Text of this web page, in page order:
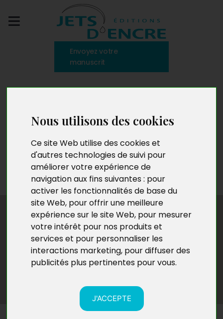
Nous utilisons des cookies
Ce site Web utilise des cookies et
d'autres technologies de suivi pour
améliorer votre expérience de
navigation aux fins suivantes : pour
activer les fonctionnalités de base du
site Web, pour offrir une meilleure
expérience sur le site Web, pour mesurer
votre intérêt pour nos produits et
services et pour personnaliser les
interactions marketing, pour diffuser des
publicités plus pertinentes pour vous.
J'ACCEPTE
Envoyez votre
manuscrit
Née sous les tropiques, Kassy Renard est passionnée
d’écriture depuis toujours. Dans cette course en avant
qui l’anime, poser des mots est son moyen pour
panser ses maux.